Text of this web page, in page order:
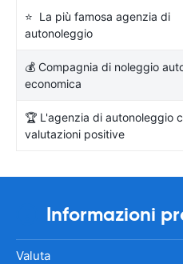
⭐ La più famosa agenzia di
autonoleggio
💰 Compagnia di noleggio
economica
🏆 L'agenzia di autonoleggio
valutazioni positive
Informazioni
Valuta